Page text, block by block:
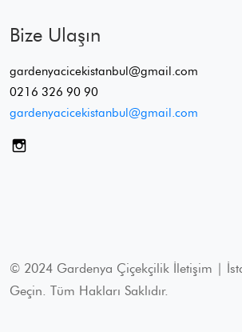
Bize Ulaşın
gardenyacicekistanbul@gmail.com
0216 326 90 90
gardenyacicekistanbul@gmail.com
© 2024 Gardenya Çiçekçilik İletişim |
Geçin. Tüm Hakları Saklıdır.